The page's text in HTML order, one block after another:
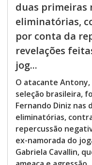
duas primeiras
eliminatórias,
por conta da
revelações
jog...
O atacante
seleção brasileira,
Fernando Diniz nas
eliminatórias,
repercussão
ex-namorada do
Gabriela Cavallin,